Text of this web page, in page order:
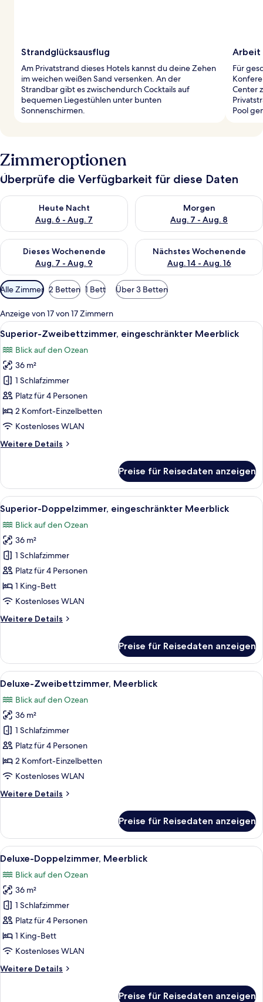
Strandglücksausflug
Am Privatstrand dieses Hotels kannst du deine Zehen
im weichen weißen Sand versenken. An der
Strandbar gibt es zwischendurch Cocktails auf
bequemen Liegestühlen unter bunten
Sonnenschirmen.
Arbeit
Für
Center
Pool
Zimmeroptionen
Überprüfe die Verfügbarkeit für diese Daten
Heute Nacht
Aug. 6 - Aug. 7
Überprüfe die Verfügbarkeit für heute Nacht, Aug. 6 - Aug. 7.
Morgen
Aug. 7 - Aug. 8
Überprüfe die Verfügbarkeit
Dieses Wochenende
Aug. 7 - Aug. 9
Überprüfe die Verfügbarkeit für dieses Wochenende, Aug. 7
Nächstes Wochenende
Aug. 14 - Aug. 16
Überprüfe die Verfügbarkeit
Verfügbare
Filter
für
Zimmer
Alle Zimmer 2 Betten 1 Bett Über 3 Betten
Anzeige von 17 von 17 Zimmern
Alle
Fotos
für
Superior-
Zweibettzimmer,
eingeschränkter
Meerblick
anzeigen
Ein modernes Hotelzimmer mit
8
Superior-Zweibettzimmer, eingeschränkter Meerblick
Blick auf den Ozean
36 m²
1 Schlafzimmer
Platz für 4 Personen
2 Komfort-Einzelbetten
Kostenloses WLAN
Weitere Details
Weitere
Zweibettzimmer,
eingeschränkter
Meerblick
Preise für Reisedaten anzeigen
Alle
Fotos
für
Superior-
Doppelzimmer,
eingeschränkter
Meerblick
anzeigen
Ein modernes Hotelzimmer mit
9
Superior-Doppelzimmer, eingeschränkter Meerblick
Blick auf den Ozean
36 m²
1 Schlafzimmer
Platz für 4 Personen
1 King-Bett
Kostenloses WLAN
Weitere Details
Weitere
Doppelzimmer,
eingeschränkter
Meerblick
Preise für Reisedaten anzeigen
Alle
Fotos
für
Deluxe-
Zweibettzimmer,
Meerblick
anzeigen
Ein modernes Hotelzimmer mit
8
Deluxe-Zweibettzimmer, Meerblick
Blick auf den Ozean
36 m²
1 Schlafzimmer
Platz für 4 Personen
2 Komfort-Einzelbetten
Kostenloses WLAN
Weitere Details
Weitere
Zweibettzimmer,
Meerblick
Preise für Reisedaten anzeigen
Alle
Fotos
für
Deluxe-
Doppelzimmer,
Meerblick
anzeigen
Ein modernes Hotelzimmer mit
9
Deluxe-Doppelzimmer, Meerblick
Blick auf den Ozean
36 m²
1 Schlafzimmer
Platz für 4 Personen
1 King-Bett
Kostenloses WLAN
Weitere Details
Weitere
Preise für Reisedaten anzeigen